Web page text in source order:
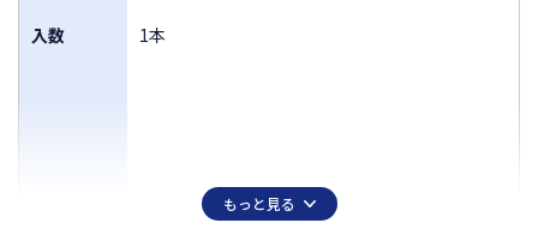
入数 1本
もっと見る